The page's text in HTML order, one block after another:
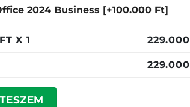
2024 Business [+100.000 Ft]
FT X 1 229.000
229.000